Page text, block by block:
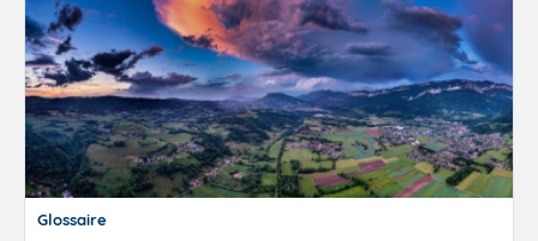
Glossaire